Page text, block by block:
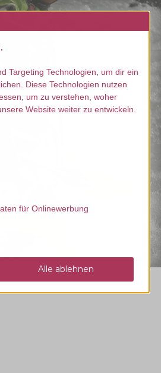
Targeting Technologien, um dir ein
Diese Technologien nutzen
um zu verstehen, woher
Website weiter zu entwickeln.
für Onlinewerbung